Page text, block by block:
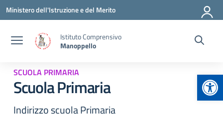
Vai ai contenuti
Vai al menu di navigazione
Vai al footer
Ministero dell'Istruzione e del Merito
Istituto Comprensivo
Manoppello
SCUOLA PRIMARIA
Scuola Primaria
Indirizzo scuola Primaria